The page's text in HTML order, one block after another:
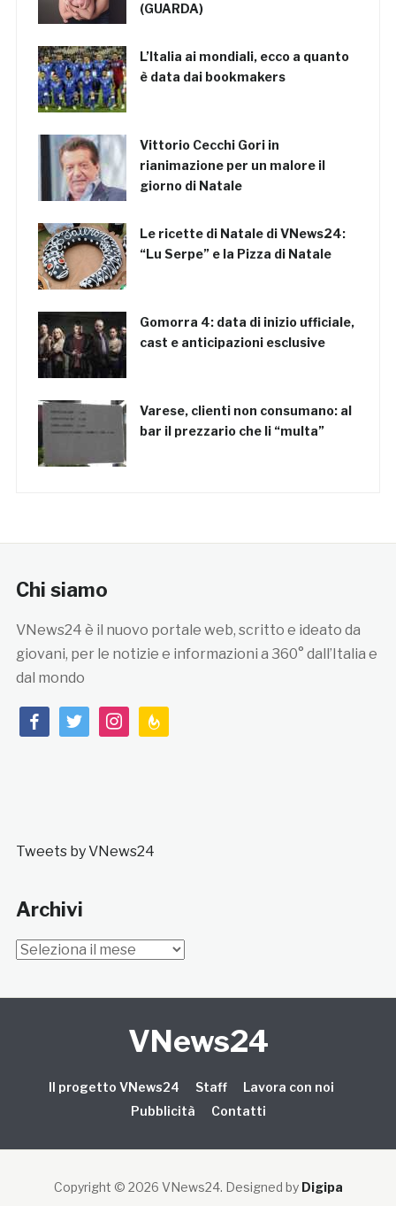
(GUARDA)
L’Italia ai mondiali, ecco a quanto
è data dai bookmakers
Vittorio Cecchi Gori in
rianimazione per un malore il
giorno di Natale
Le ricette di Natale di VNews24:
“Lu Serpe” e la Pizza di Natale
Gomorra 4: data di inizio ufficiale,
cast e anticipazioni esclusive
Varese, clienti non consumano: al
bar il prezzario che li “multa”
Chi siamo
VNews24 è il nuovo portale web, scritto e ideato da
giovani, per le notizie e informazioni a 360° dall’Italia e
dal mondo
facebooktwitterinstagramfeedburner
Tweets by VNews24
Archivi
Archivi
VNews24
Il progetto VNews24 Staff
Lavora con noi
Pubblicità
Contatti
Copyright © 2026 VNews24. Designed by Digipa